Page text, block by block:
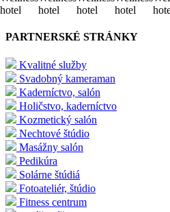
hotel
hotel
hotel
hotel
PARTNERSKÉ STRÁNKY
Kvalitné služby
Svadobný kameraman
Kaderníctvo, salón
Holičstvo, kaderníctvo
Kozmetický salón
Nechtové štúdio
Masážny salón
Pedikúra
Solárne štúdiá
Fotoateliér, štúdio
Fitness centrum